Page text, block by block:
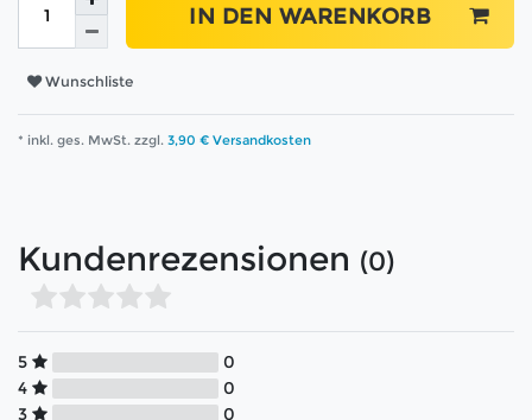
IN DEN WARENKORB
Wunschliste
* inkl. ges. MwSt. zzgl. 3,90 € Versandkosten
Kundenrezensionen (0)
5
0
4
0
3
0